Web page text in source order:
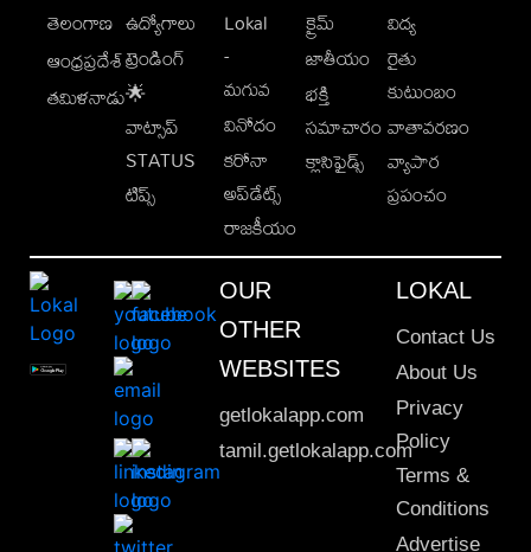
తెలంగాణ
ఆంధ్రప్రదేశ్
తమిళనాడు
ఉద్యోగాలు
ట్రెండింగ్
🌟
వాట్సాప్
STATUS
టిప్స్
Lokal
-
మగువ
వినోదం
కరోనా
అప్‌డేట్స్
రాజకీయం
క్రైమ్
జాతీయం
భక్తి
సమాచారం
క్లాసిఫైడ్స్
విద్య
రైతు
కుటుంబం
వాతావరణం
వ్యాపార
ప్రపంచం
OUR
OTHER
WEBSITES
getlokalapp.com
tamil.getlokalapp.com
LOKAL
Contact Us
About Us
Privacy
Policy
Terms &
Conditions
Advertise